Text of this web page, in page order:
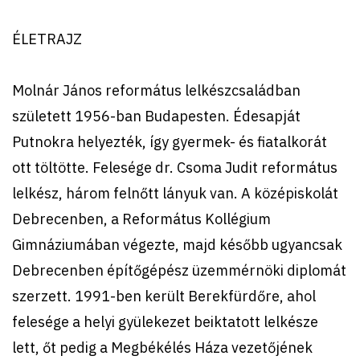
ÉLETRAJZ
Molnár János református lelkészcsaládban
született 1956-ban Budapesten. Édesapját
Putnokra helyezték, így gyermek- és fiatalkorát
ott töltötte. Felesége dr. Csoma Judit református
lelkész, három felnőtt lányuk van. A középiskolát
Debrecenben, a Református Kollégium
Gimnáziumában végezte, majd később ugyancsak
Debrecenben építőgépész üzemmérnöki diplomát
szerzett. 1991-ben került Berekfürdőre, ahol
felesége a helyi gyülekezet beiktatott lelkésze
lett, őt pedig a Megbékélés Háza vezetőjének